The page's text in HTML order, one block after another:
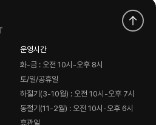
운영시간
화-금 : 오전 10시-오후 8시
토/일/공휴일
하절기(3-10월) : 오전 10시-오후 7시
동절기(11-2월) : 오전 10시-오후 6시
휴관일